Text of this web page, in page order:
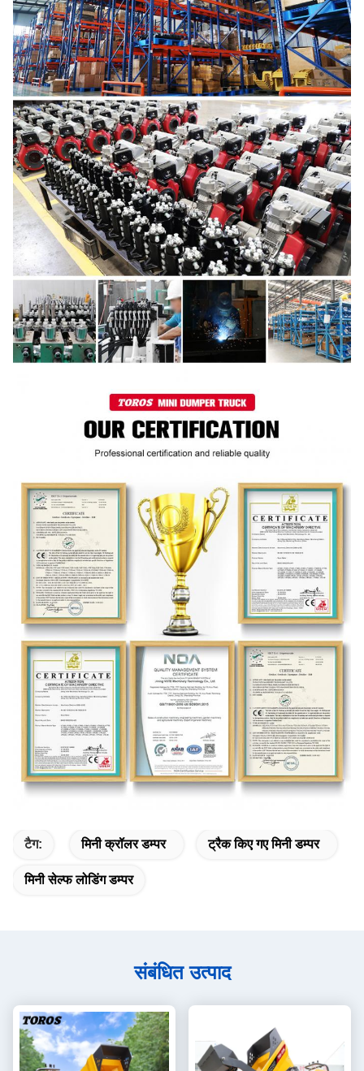
टैग: मिनी क्रॉलर डम्पर ट्रैक किए गए मिनी डम्पर
मिनी सेल्फ लोडिंग डम्पर
संबंधित उत्पाद